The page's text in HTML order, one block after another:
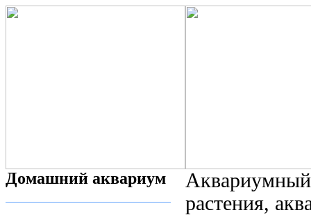
Домашний аквариум
растения,